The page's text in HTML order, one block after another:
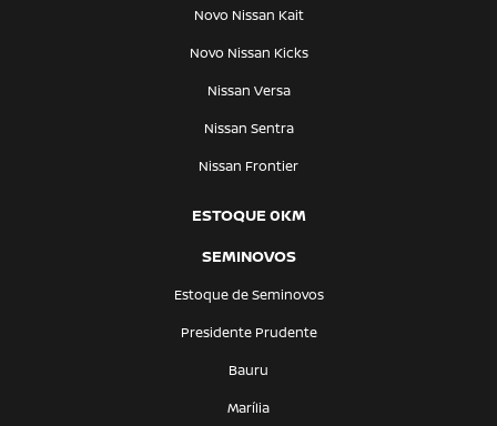
Novo Nissan Kait
Novo Nissan Kicks
Nissan Versa
Nissan Sentra
Nissan Frontier
ESTOQUE 0KM
SEMINOVOS
Estoque de Seminovos
Presidente Prudente
Bauru
Marília